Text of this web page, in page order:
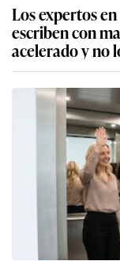
Los expertos
escriben con
acelerado y no